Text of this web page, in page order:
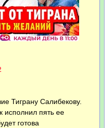
Тиграну Салибекову.
исполнил пять ее
готова